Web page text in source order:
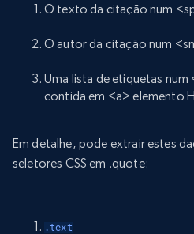
O texto da citação num
O autor da citação num
Uma lista de etiquetas
contida em <a> elemento
Em detalhe, pode extrair estes
seletores CSS em .quote:
.text